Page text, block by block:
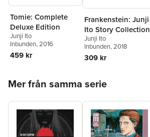
Tomie: Complete
Deluxe Edition
Junji Ito
Inbunden, 2016
459 kr
Frankenstein: Junji
Ito Story Collection
Junji Ito
Inbunden, 2018
309 kr
Mer från samma serie